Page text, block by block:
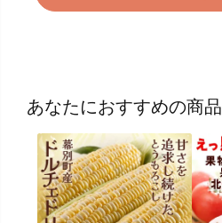
あなたにおすすめの商品